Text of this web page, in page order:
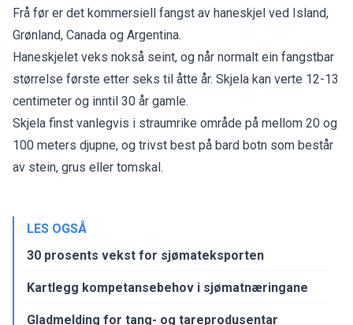
Frå før er det kommersiell fangst av haneskjel ved Island,
Grønland, Canada og Argentina.
Haneskjelet veks nokså seint, og når normalt ein fangstbar
størrelse første etter seks til åtte år. Skjela kan verte 12-13
centimeter og inntil 30 år gamle.
Skjela finst vanlegvis i straumrike område på mellom 20 og
100 meters djupne, og trivst best på bard botn som består
av stein, grus eller tomskal.
LES OGSÅ
30 prosents vekst for sjømateksporten
Kartlegg kompetansebehov i sjømatnæringane
Gladmelding for tang- og tareprodusentar